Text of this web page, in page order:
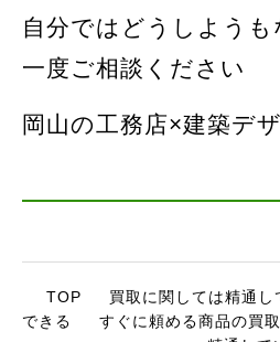
自分ではどうしよう
一度ご相談ください
岡山の工務店×建築デ
TOP
買取に関しては精通
できる
すぐに頼める商品の買